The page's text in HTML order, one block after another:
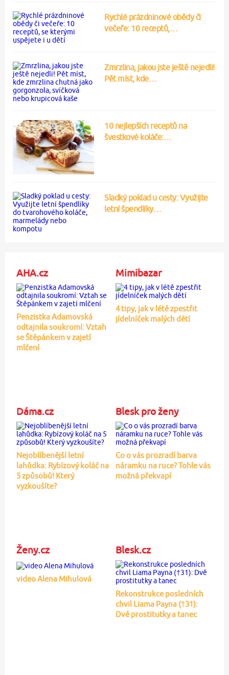
Rychlé prázdninové obědy či
večeře: 10 receptů,…
Zmrzlina, jakou jste ještě nejedli!
Pět míst, kde…
10 nejlepších receptů na
švestkové koláče:…
Sladký poklad u cesty: Využijte
letní špendlíky…
AHA.cz
Penzistka Adamovská
odtajnila soukromí: Vztah
se Štěpánkem v zajetí
mlčení
Mimibazar
4 tipy, jak v létě zpestřit
jídelníček malých dětí
Dáma.cz
Nejoblíbenější letní
lahůdka: Rybízový koláč na
5 způsobů! Který
vyzkoušíte?
Blesk pro ženy
Co o vás prozradí barva
náramku na ruce? Tohle vás
možná překvapí
Ženy.cz
video Alena Mihulová
Blesk.cz
Rekonstrukce posledních
chvil Liama Payna (†31):
Dvě prostitutky a tanec